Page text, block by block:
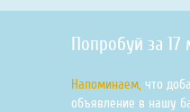
Попробуй за 17
Напоминаем, что
объявление в нашу